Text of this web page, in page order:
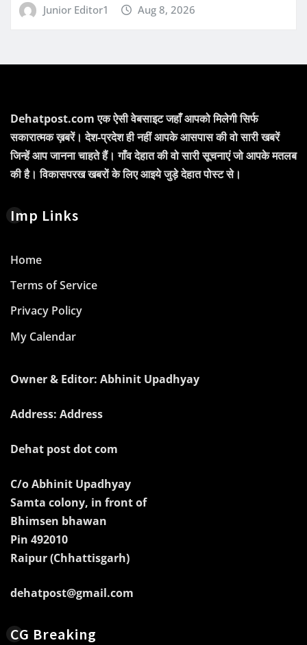
Junior Editor1 Aug 8, 2026
Dehatpost.com एक ऐसी वेबसाइट जहाँ आपको मिलेगी सिर्फ
सकारात्मक ख़बरें। देश-प्रदेश ही नहीं आपके आसपास की वो सारी खबरें
जिन्हें आप जानना चाहते हैं। गाँव देहात की वो सारी सूचनाएं जो आपके मतलब
की है। विकासपरख खबरों के लिए आइये जुड़े देहात पोस्ट से।
Imp Links
Home
Terms of Service
Privacy Policy
My Calendar
Owner & Editor: Abhinit Upadhyay
Address: Address
Dehat post dot com
C/o Abhinit Upadhyay
Samta colony, in front of
Bhimsen bhawan
Pin 492010
Raipur (Chhattisgarh)
dehatpost@gmail.com
CG Breaking